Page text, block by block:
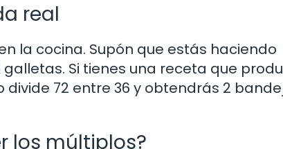
real
la cocina. Supón que estás haciendo
Si tienes una receta que
72 entre 36 y obtendrás 2
los múltiplos?